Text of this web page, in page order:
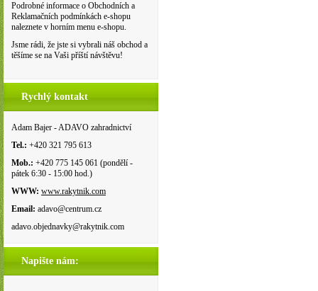
Podrobné informace o Obchodních a
Reklamačních podmínkách e-shopu
naleznete v horním menu e-shopu.
Jsme rádi, že jste si vybrali náš obchod a
těšíme se na Vaši příští návštěvu!
Rychlý kontakt
Adam Bajer - ADAVO zahradnictví
Tel.: +420 321 795 613
Mob.: +420 775 145 061 (pondělí -
pátek 6:30 - 15:00 hod.)
WWW: www.rakytnik.com
Email: adavo@centrum.cz
adavo.objednavky@rakytnik.com
Napište nám: